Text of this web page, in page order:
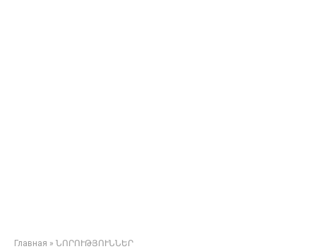
Главная » ՆՈՐՈՒԹՅՈՒՆՆԵՐ